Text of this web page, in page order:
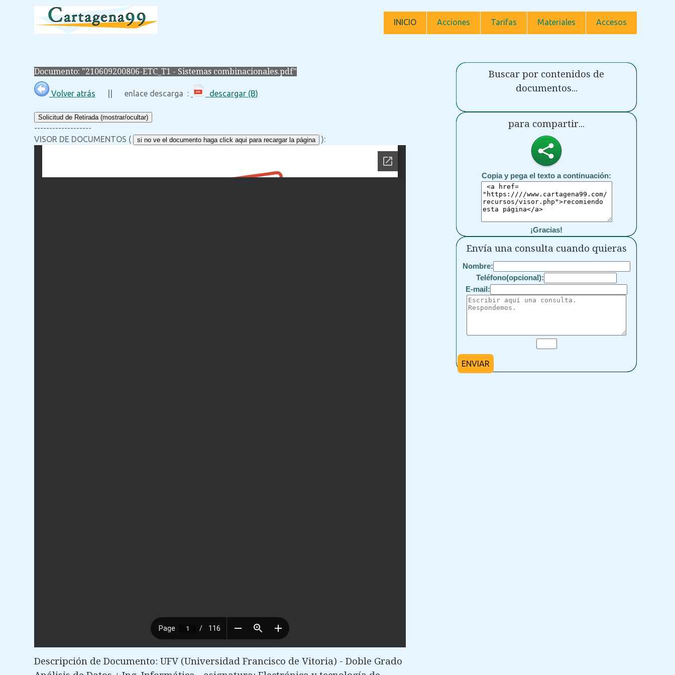
INICIO Acciones Tarifas Materiales Accesos
Documento: "210609200806-ETC_T1 - Sistemas combinacionales.pdf"
Volver atrás || enlace descarga : descargar (B)
Solicitud de Retirada (mostrar/ocultar)
-------------------
VISOR DE DOCUMENTOS (
si no ve el documento haga click aqui para recargar la página ):
Descripción de Documento: UFV (Universidad Francisco de Vitoria) - Doble Grado
Buscar por contenidos de
documentos...
para compartir...
Copia y pega el texto a continuación:
¡Gracias!
Envía una consulta cuando quieras
Nombre:
Teléfono(opcional):
E-mail:
ENVIAR